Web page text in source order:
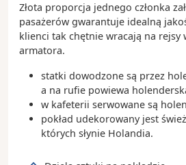
Złota proporcja jednego członka
pasażerów gwarantuje idealną
klienci tak chętnie wracają na rejsy
armatora.
statki dowodzone są przez
a na rufie powiewa
w kafeterii serwowane są
pokład udekorowany jest
których słynie Holandia.